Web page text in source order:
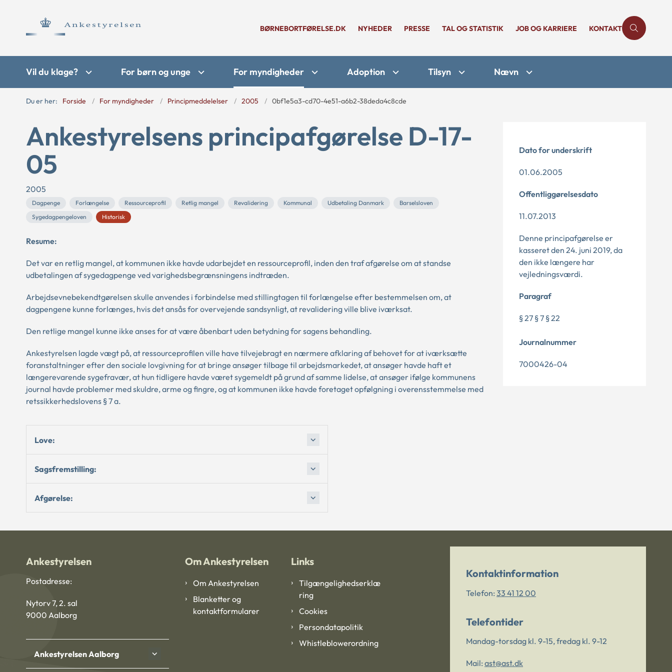
BØRNEBORTFØRELSE.DK NYHEDER PRESSE TAL OG STATISTIK JOB OG KARRIERE KONTAKT
Vil du klage? For børn og unge For myndigheder Adoption Tilsyn Nævn
Du er her: Forside For myndigheder Principmeddelelser 2005 0bf1e5a3-cd70-4e51-a6b2-38deda4c8cde
Ankestyrelsens principafgørelse D-17-
05
2005
Dagpenge Forlængelse Ressourceprofil Retlig mangel Revalidering Kommunal Udbetaling Danmark
Barselsloven
Sygedagpengeloven
Historisk
Resume:
Det var en retlig mangel, at kommunen ikke havde udarbejdet en ressourceprofil, inden den traf afgørelse om at standse
udbetalingen af sygedagpenge ved varighedsbegrænsningens indtræden.
Arbejdsevnebekendtgørelsen skulle anvendes i forbindelse med stillingtagen til forlængelse efter bestemmelsen om, at
dagpengene kunne forlænges, hvis det ansås for overvejende sandsynligt, at revalidering ville blive iværksat.
Den retlige mangel kunne ikke anses for at være åbenbart uden betydning for sagens behandling.
Ankestyrelsen lagde vægt på, at ressourceprofilen ville have tilvejebragt en nærmere afklaring af behovet for at iværksætte
foranstaltninger efter den sociale lovgivning for at bringe ansøger tilbage til arbejdsmarkedet, at ansøger havde haft et
længerevarende sygefravær, at hun tidligere havde været sygemeldt på grund af samme lidelse, at ansøger ifølge kommunens
journal havde problemer med skuldre, arme og fingre, og at kommunen ikke havde foretaget opfølgning i overensstemmelse med
retssikkerhedslovens § 7 a.
Love:
Sagsfremstilling:
Afgørelse:
Dato for underskrift
01.06.2005
Offentliggørelsesdato
11.07.2013
Denne principafgørelse er
kasseret den 24. juni 2019, da
den ikke længere har
vejledningsværdi.
Paragraf
§ 27 § 7 § 22
Journalnummer
7000426-04
Ankestyrelsen
Postadresse:
Nytorv 7, 2. sal
9000 Aalborg
Ankestyrelsen Aalborg
Om Ankestyrelsen
Om Ankestyrelsen
Blanketter og
kontaktformularer
Links
Tilgængelighedserklæ
ring
Cookies
Persondatapolitik
Whistleblowerordning
Kontaktinformation
Telefon: 33 41 12 00
Telefontider
Mandag-torsdag kl. 9-15, fredag kl. 9-12
Mail: ast@ast.dk